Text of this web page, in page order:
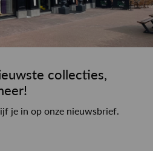
collecties,
je in op onze nieuwsbrief.